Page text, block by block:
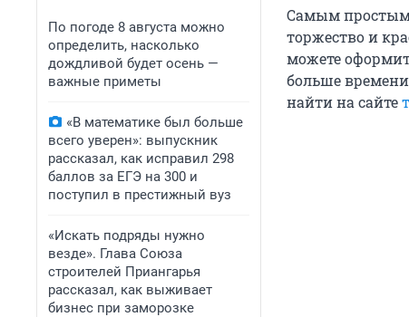
По погоде 8 августа можно
определить, насколько
дождливой будет осень —
важные приметы
«В математике был больше
всего уверен»: выпускник
рассказал, как исправил 298
баллов за ЕГЭ на 300 и
поступил в престижный вуз
«Искать подряды нужно
везде». Глава Союза
строителей Приангарья
рассказал, как выживает
бизнес при заморозке
Самым простым
торжество и
можете
больше
найти на сайте